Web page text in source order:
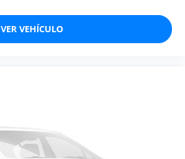
VER VEHÍCULO